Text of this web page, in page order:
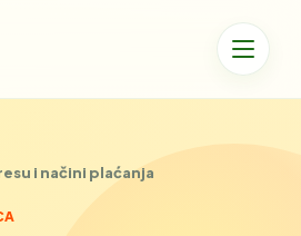
i načini plaćanja